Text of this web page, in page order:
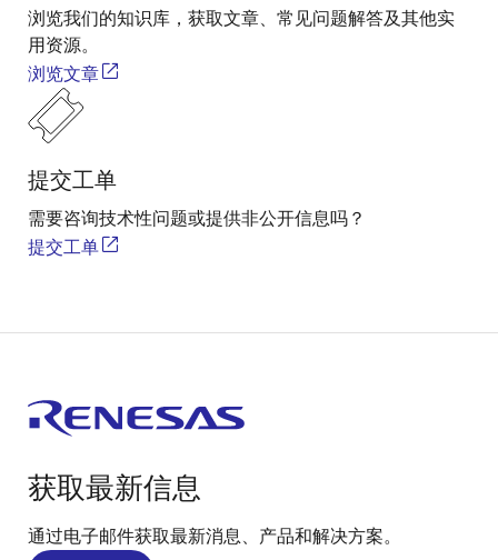
浏览我们的知识库，获取文章、常见问题解答及其他实
用资源。
浏览文章
提交工单
需要咨询技术性问题或提供非公开信息吗？
提交工单
获取最新信息
通过电子邮件获取最新消息、产品和解决方案。